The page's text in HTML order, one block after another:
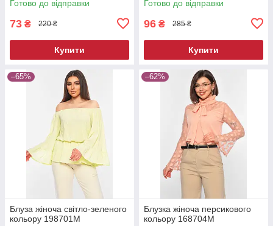
Готово до відправки
73 ₴ 220 ₴
Купити
Готово до відправки
96 ₴ 285 ₴
Купити
–65%
Блуза жіноча світло-зеленого
кольору 198701M
–62%
Блузка жіноча персикового
кольору 168704M